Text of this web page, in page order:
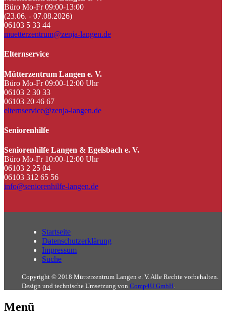
Büro Mo-Fr 09:00-13:00
(23.06. - 07.08.2026)
06103 5 33 44
muetterzentrum@zenja-langen.de
Elternservice
Mütterzentrum Langen e. V.
Büro Mo-Fr 09:00-12:00 Uhr
06103 2 30 33
06103 20 46 67
elternservice@zenja-langen.de
Seniorenhilfe
Seniorenhilfe Langen & Egelsbach e. V.
Büro Mo-Fr 10:00-12:00 Uhr
06103 2 25 04
06103 312 65 56
info@seniorenhilfe-langen.de
Startseite
Datenschutzerklärung
Impressum
Suche
Copyright © 2018 Mütterzentrum Langen e. V. Alle Rechte vorbehalten.
Design und technische Umsetzung von Comp4U GmbH.
Menü